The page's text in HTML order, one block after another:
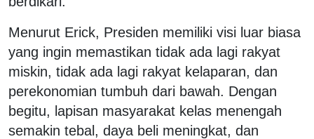
Menurut Erick, Presiden memiliki visi luar biasa
yang ingin memastikan tidak ada lagi rakyat
miskin, tidak ada lagi rakyat kelaparan, dan
perekonomian tumbuh dari bawah. Dengan
begitu, lapisan masyarakat kelas menengah
semakin tebal, daya beli meningkat, dan